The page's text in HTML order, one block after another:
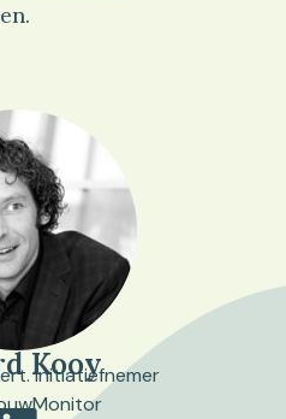
Kooy
Initiatiefnemer